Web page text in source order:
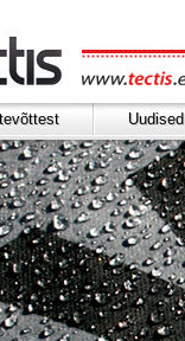
Uudised